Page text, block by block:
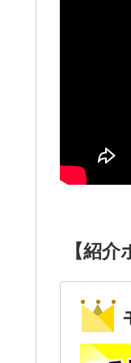
【紹